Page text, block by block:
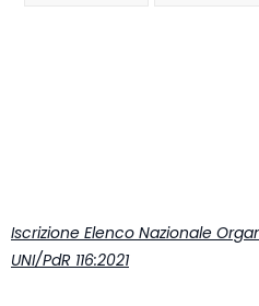
Iscrizione Elenco Nazionale
UNI/PdR 116:2021